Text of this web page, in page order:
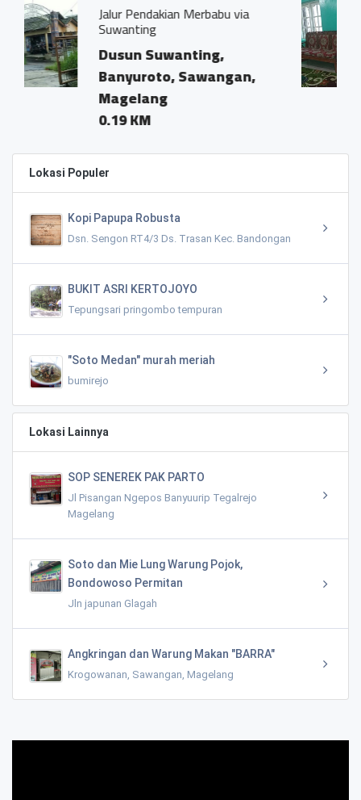
Merbabu via
Sawangan,
Puastoh,
asli banyuroto
Dusun Garon,
Sawangan
Lokasi Populer
Kopi Papupa Robusta
Dsn. Sengon RT4/3 Ds. Trasan Kec. Bandongan
BUKIT ASRI KERTOJOYO
Tepungsari pringombo tempuran
"Soto Medan" murah meriah
bumirejo
Lokasi Lainnya
SOP SENEREK PAK PARTO
Jl Pisangan Ngepos Banyuurip Tegalrejo
Magelang
Soto dan Mie Lung Warung Pojok,
Bondowoso Permitan
Jln japunan Glagah
Angkringan dan Warung Makan "BARRA"
Krogowanan, Sawangan, Magelang